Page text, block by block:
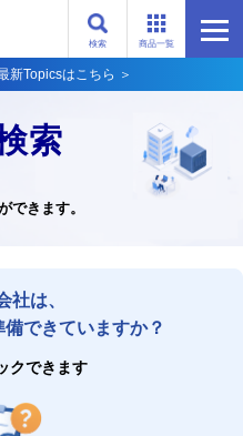
商品一覧
検索
新Topicsはこちら ＞
索
できます。
社は、
できていますか？
クできます